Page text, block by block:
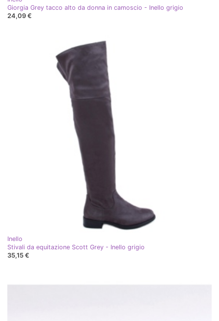
Giorgia Grey tacco alto da donna in camoscio - Inello grigio
24,09 €
Inello
Stivali da equitazione Scott Grey - Inello grigio
35,15 €